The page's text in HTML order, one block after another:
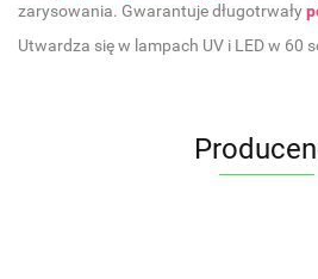
zarysowania. Gwarantuje długotrwały
Utwardza się w lampach UV i LED w 60